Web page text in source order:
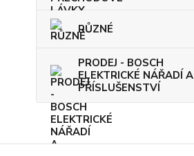
RŮZNÉ
PRODEJ - BOSCH
ELEKTRICKÉ NÁŘADÍ A
PŘÍSLUŠENSTVÍ